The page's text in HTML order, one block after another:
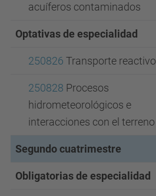
acuíferos contaminados
Optativas de especialidad
250826 Transporte reactivo
250828 Procesos
hidrometeorológicos e
interacciones con el terreno
Segundo cuatrimestre
Obligatorias de especialidad